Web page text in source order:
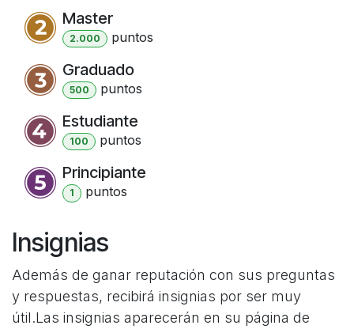
Master
2.000 puntos
Graduado
500 puntos
Estudiante
100 puntos
Principiante
1 puntos
Insignias
Además de ganar reputación con sus preguntas
y respuestas, recibirá insignias por ser muy
útil.Las insignias aparecerán en su página de